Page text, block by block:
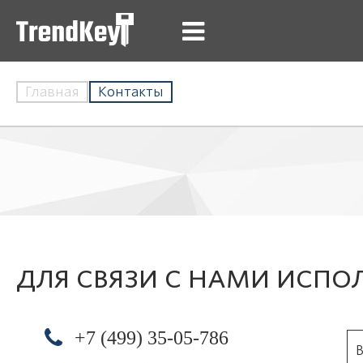
Главная Контакты
ДЛЯ СВЯЗИ С НАМИ
+7 (499) 35-05-786